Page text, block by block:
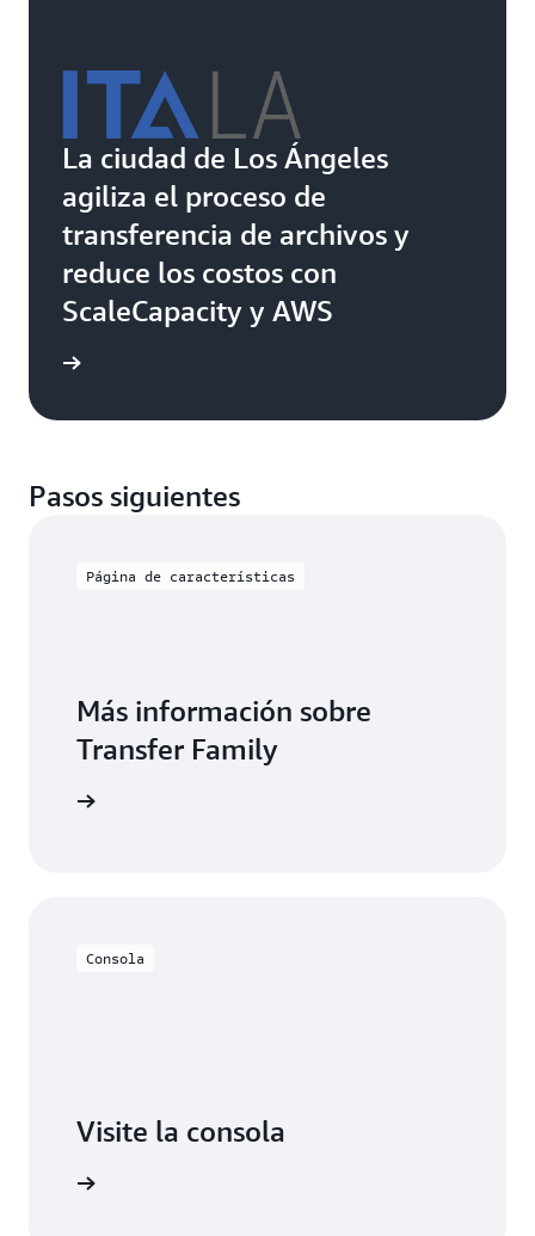
La ciudad de Los Ángeles
agiliza el proceso de
transferencia de archivos y
reduce los costos con
ScaleCapacity y AWS
Pasos siguientes
Página de características
Más información sobre
Transfer Family
Consola
Visite la consola